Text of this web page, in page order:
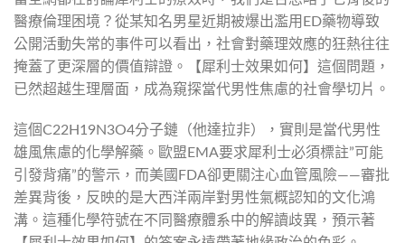
醫療倫理困境？從某知名男星近期被爆出濫用ED藥物導致
公開活動失常的事件可以看出，社會對藥理效應的狂熱往往
掩蓋了更深層的價值辯證。【犀利士效果如何】這個問題，
已然超越生理層面，成為窺探當代男性焦慮的社會學切片。
這個C22H19N3O4分子鏈（他達拉非），實則是當代男性
雄風焦慮的化學解藥。歐盟EMA要求犀利士必須標註”可能
引發背痛”的警示，而美國FDA卻更關注心血管風險——審批
差異背後，反映的是大西洋兩岸對男性氣概認知的文化鴻
溝。這種化學符號在不同醫療體系中的解讀歧異，預示著